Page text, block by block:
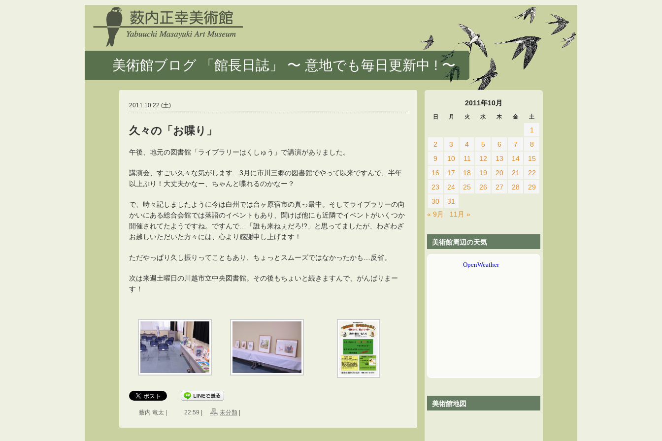
美術館ブログ 「館長日誌」 〜 意地でも毎日更新中 ! 〜
2011.10.22 (土)
久々の「お喋り」
午後、地元の図書館「ライブラリーはくしゅう」で講演がありました。
講演会、すごい久々な気がします…3月に市川三郷の図書館でやって以来ですんで、半年
以上ぶり！大丈夫かなー、ちゃんと喋れるのかなー？
で、時々記しましたように今は白州では台ヶ原宿市の真っ最中。そしてライブラリーの向
かいにある総合会館では落語のイベントもあり、聞けば他にも近隣でイベントがいくつか
開催されてたようですね。ですんで…「誰も来ねぇだろ!?」と思ってましたが、わざわざ
お越しいただいた方々には、心より感謝申し上げます！
ただやっぱり久し振りってこともあり、ちょっとスムーズではなかったかも…反省。
次は来週土曜日の川越市立中央図書館。その後もちょいと続きますんで、がんばりまー
す！
薮内 竜太 | 22:59 | 未分類
2011年10月
日 月 火 水 木 金 土
1
2
3 4 5 6 7
8
9
10 11 12 13 14
15
16
17 18 19 20 21
22
23
24 25 26 27 28
29
30
31
« 9月
11月 »
美術館周辺の天気
美術館地図